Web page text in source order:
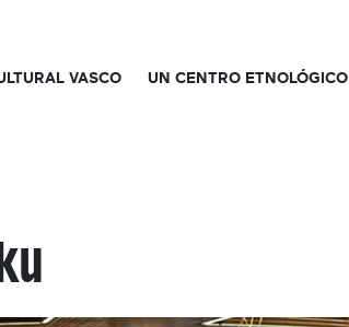
VASCO UN CENTRO ETNOLÓGICO